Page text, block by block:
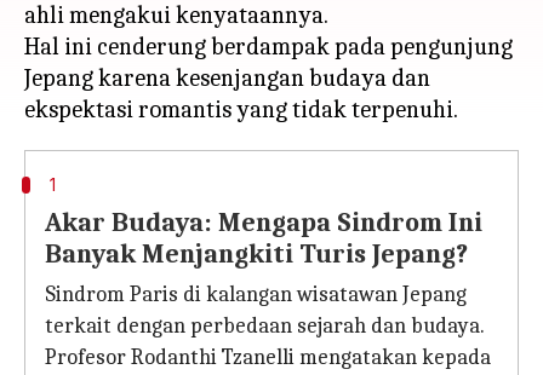
ahli mengakui kenyataannya.
Hal ini cenderung berdampak pada pengunjung
Jepang karena kesenjangan budaya dan
1
Akar Budaya: Mengapa Sindrom Ini
Banyak Menjangkiti Turis Jepang?
Sindrom Paris di kalangan wisatawan Jepang
terkait dengan perbedaan sejarah dan budaya.
Profesor Rodanthi Tzanelli mengatakan kepada